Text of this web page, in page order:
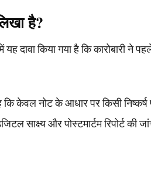
है?
दावा किया गया है कि कारोबारी ने
कि केवल नोट के आधार पर किसी निष्कर्ष
साक्ष्य और पोस्टमार्टम रिपोर्ट की